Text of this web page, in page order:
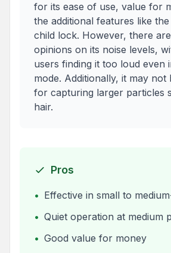
for its ease of use, value for
the additional features like
child lock. However, there
opinions on its noise levels,
users finding it too loud even
mode. Additionally, it may not
for capturing larger particles
hair.
Pros
• Effective in small to
• Quiet operation at medium
• Good value for money